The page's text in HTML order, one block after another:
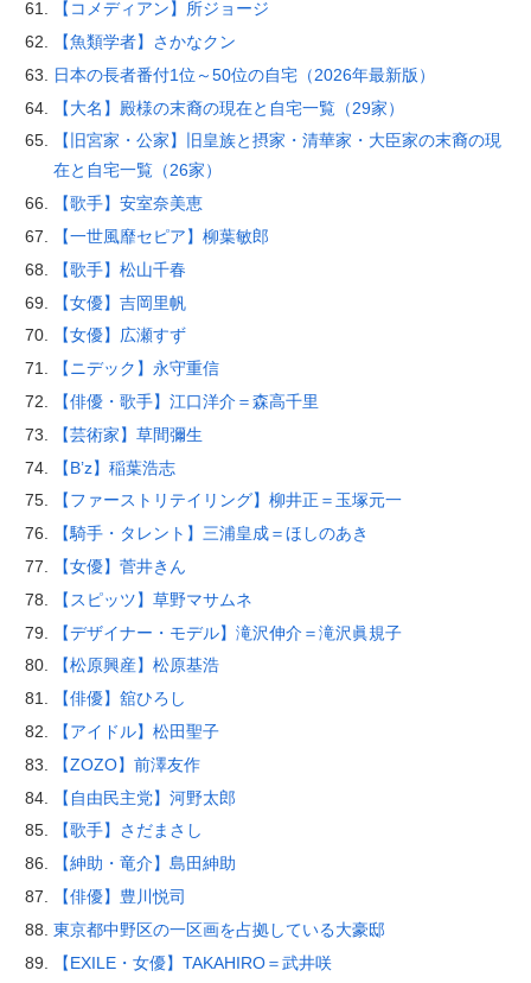
【コメディアン】所ジョージ
【魚類学者】さかなクン
日本の長者番付1位～50位の自宅（2026年最新版）
【大名】殿様の末裔の現在と自宅一覧（29家）
【旧宮家・公家】旧皇族と摂家・清華家・大臣家の末裔の現
在と自宅一覧（26家）
【歌手】安室奈美恵
【一世風靡セピア】柳葉敏郎
【歌手】松山千春
【女優】吉岡里帆
【女優】広瀬すず
【ニデック】永守重信
【俳優・歌手】江口洋介＝森高千里
【芸術家】草間彌生
【B’z】稲葉浩志
【ファーストリテイリング】柳井正＝玉塚元一
【騎手・タレント】三浦皇成＝ほしのあき
【女優】菅井きん
【スピッツ】草野マサムネ
【デザイナー・モデル】滝沢伸介＝滝沢眞規子
【松原興産】松原基浩
【俳優】舘ひろし
【アイドル】松田聖子
【ZOZO】前澤友作
【自由民主党】河野太郎
【歌手】さだまさし
【紳助・竜介】島田紳助
【俳優】豊川悦司
東京都中野区の一区画を占拠している大豪邸
【EXILE・女優】TAKAHIRO＝武井咲